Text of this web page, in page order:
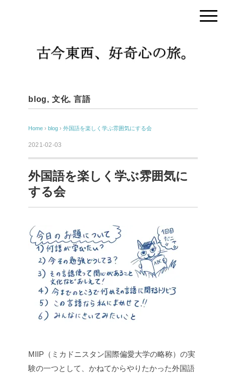
blog, 文化,言語
Home › blog › 外国語を楽しく学ぶ雰囲気にする会
2021-02-03
外国語を楽しく学ぶ雰囲気に
する会
MIIP（ミカドニスタン国際偏愛大学の略称）の実
験の一つとして、かねてからやりたかった外国語